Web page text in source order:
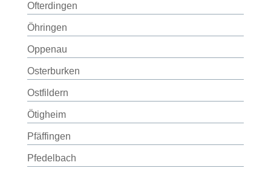
Ofterdingen
Öhringen
Oppenau
Osterburken
Ostfildern
Ötigheim
Pfäffingen
Pfedelbach